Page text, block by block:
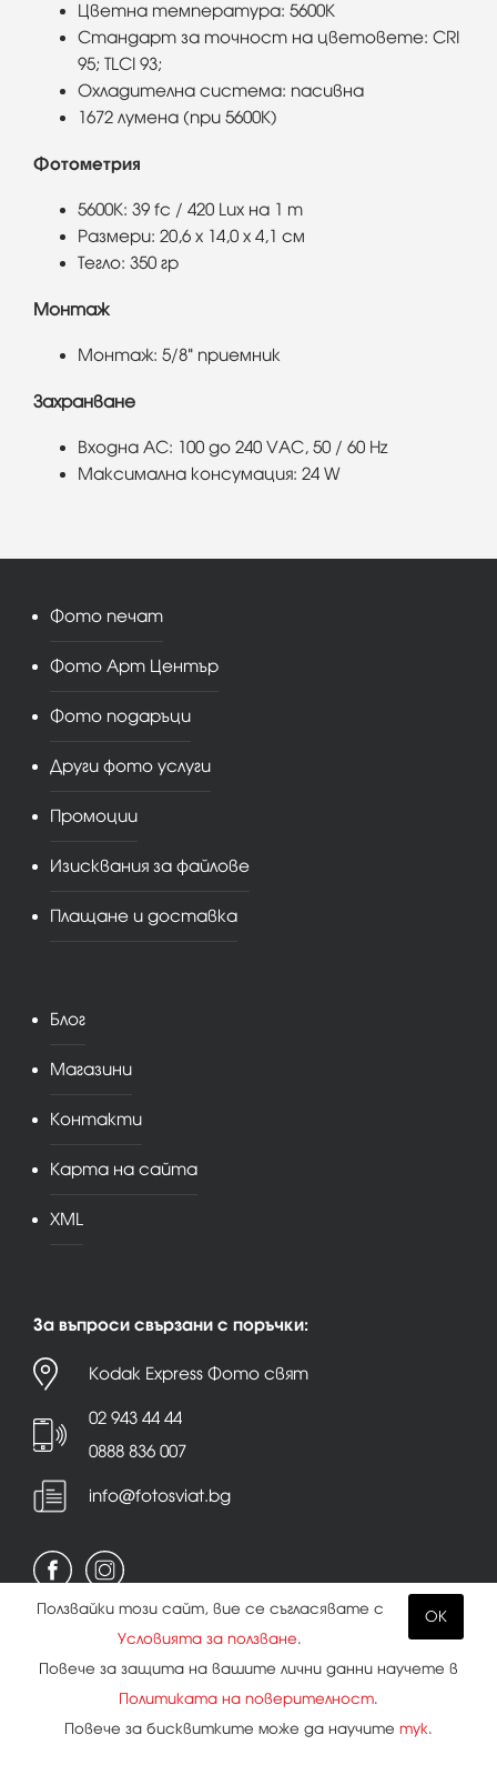
Цветна температура: 5600K
Стандарт за точност на цветовете: CRI
95; TLCI 93;
Охладителна система: пасивна
1672 лумена (при 5600K)
Фотометрия
5600K: 39 fc / 420 Lux на 1 m
Размери: 20,6 x 14,0 x 4,1 см
Тегло: 350 гр
Монтаж
Монтаж: 5/8" приемник
Захранване
Входна AC: 100 до 240 VAC, 50 / 60 Hz
Максимална консумация: 24 W
Фото печат
Фото Арт Център
Фото подаръци
Други фото услуги
Промоции
Изисквания за файлове
Плащане и доставка
Блог
Магазини
Контакти
Карта на сайта
XML
За въпроси свързани с поръчки:
Kodak Express Фото свят
02 943 44 44
0888 836 007
info@fotosviat.bg
|Бисквитки
Всички права запазени.
OK
Ползвайки този сайт, вие се съгласявате с
Условията за ползване.
Повече за защита на вашите лични данни научете в
Политиката на поверителност.
Повече за бисквитките може да научите тук.